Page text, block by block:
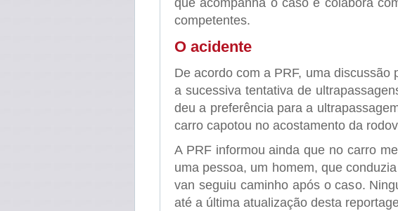
que acompanha o caso e colabora
competentes.
O acidente
De acordo com a PRF, uma discussão
a sucessiva tentativa de
deu a preferência para a
carro capotou no acostamento da
A PRF informou ainda que no carro
uma pessoa, um homem, que
van seguiu caminho após o caso.
até a última atualização desta